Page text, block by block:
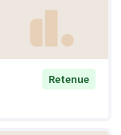
Retenue